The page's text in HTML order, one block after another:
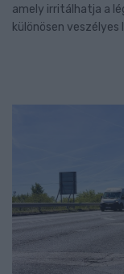
amely irritálhatja a
különösen